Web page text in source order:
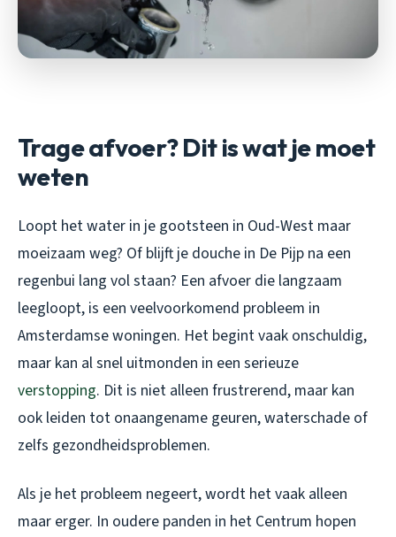
Trage afvoer? Dit is wat je moet
weten
Loopt het water in je gootsteen in Oud-West maar
moeizaam weg? Of blijft je douche in De Pijp na een
regenbui lang vol staan? Een afvoer die langzaam
leegloopt, is een veelvoorkomend probleem in
Amsterdamse woningen. Het begint vaak onschuldig,
maar kan al snel uitmonden in een serieuze
verstopping. Dit is niet alleen frustrerend, maar kan
ook leiden tot onaangename geuren, waterschade of
zelfs gezondheidsproblemen.
Als je het probleem negeert, wordt het vaak alleen
maar erger. In oudere panden in het Centrum hopen